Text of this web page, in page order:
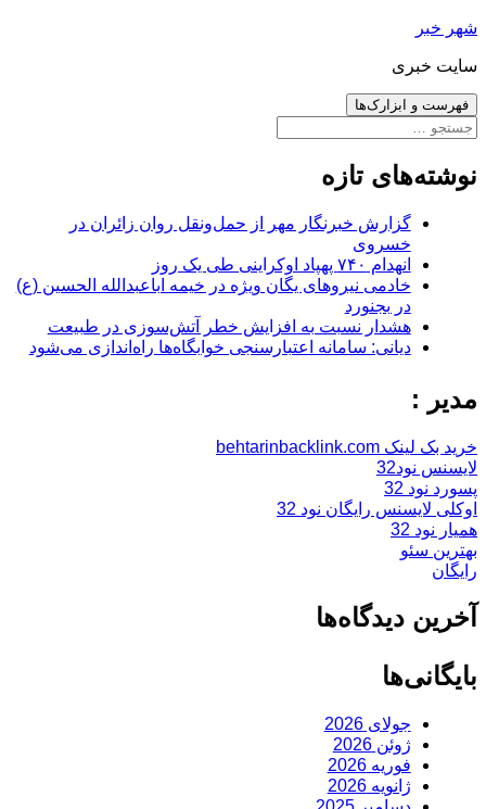
رفتن
نوشته‌ها
شهر خبر
سایت خبری
فهرست و ابزارک‌ها
جستجو
نوشته‌های تازه
گزارش خبرنگار مهر از حمل‌ونقل روان زائران در
خسروی
انهدام ۷۴۰ پهپاد اوکراینی طی یک روز
خادمی نیروهای یگان ویژه در خیمه اباعبدالله الحسین (ع)
در بجنورد
هشدار نسبت به افزایش خطر آتش‌سوزی در طبیعت
دیانی: سامانه اعتبارسنجی خوابگاه‌ها راه‌اندازی می‌شود
مدیر :
خرید بک لینک behtarinbacklink.com
لایسنس نود32
پسورد نود 32
اوکلی لایسنس رایگان نود 32
همیار نود 32
بهترین سئو
رایگان
آخرین دیدگاه‌ها
بایگانی‌ها
جولای 2026
ژوئن 2026
فوریه 2026
ژانویه 2026